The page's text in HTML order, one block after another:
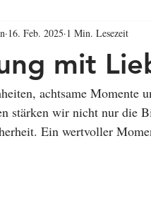
mit
16. Feb. 2025 1 Min. Lesezeit
achtsame
stärken wir nicht nur die
Ein wertvoller